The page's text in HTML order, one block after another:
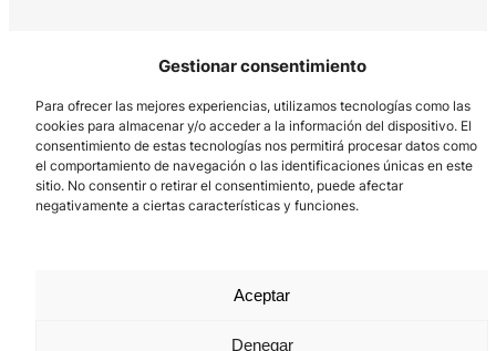
Gestionar consentimiento
Para ofrecer las mejores experiencias, utilizamos tecnologías como las
cookies para almacenar y/o acceder a la información del dispositivo. El
consentimiento de estas tecnologías nos permitirá procesar datos como
el comportamiento de navegación o las identificaciones únicas en este
sitio. No consentir o retirar el consentimiento, puede afectar
negativamente a ciertas características y funciones.
Aceptar
Denegar
Los Prados, 121 – 33203 Gijón
985 185 577 – info@laboralcentrodearte.org